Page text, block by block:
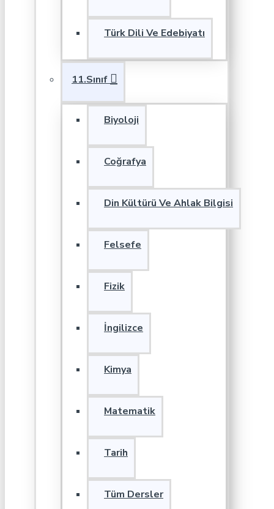
Türk Dili Ve Edebiyatı
11.Sınıf
Biyoloji
Coğrafya
Din Kültürü Ve Ahlak Bilgisi
Felsefe
Fizik
İngilizce
Kimya
Matematik
Tarih
Tüm Dersler